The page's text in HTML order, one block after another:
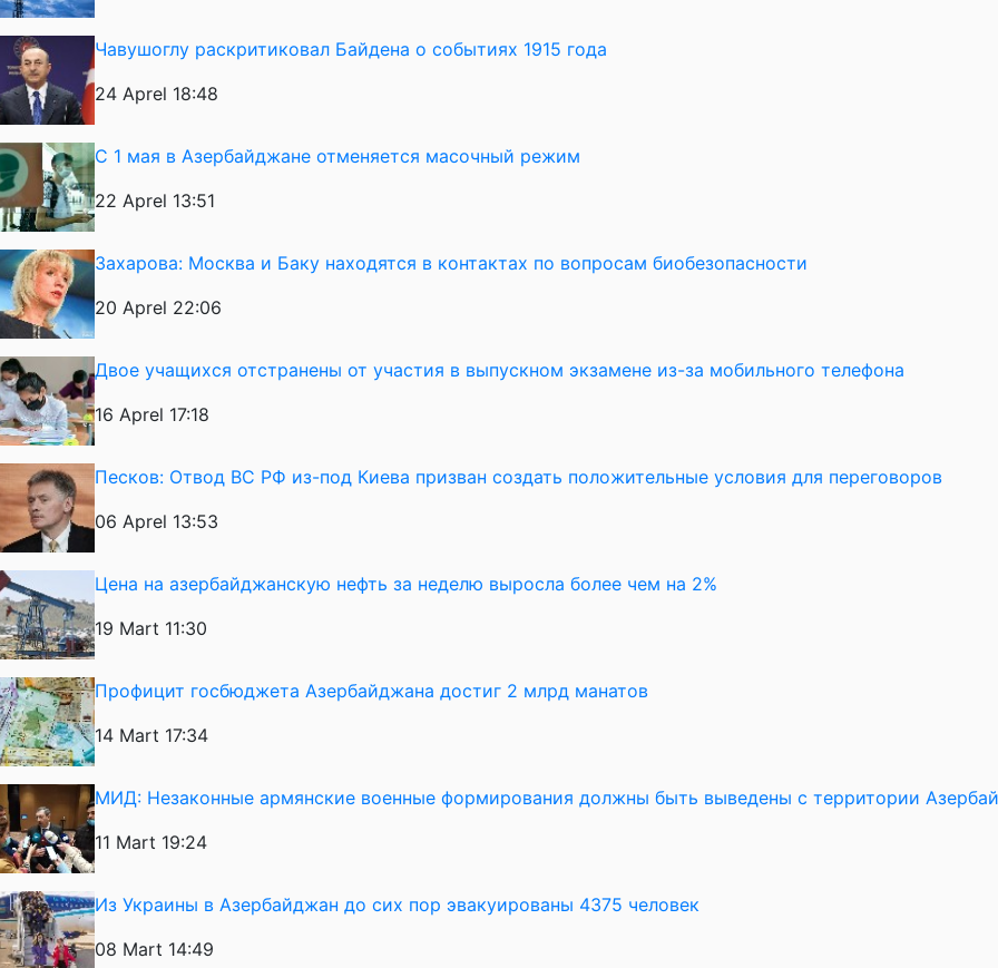
Чавушоглу раскритиковал Байдена о событиях 1915 года
24 Aprel 18:48
С 1 мая в Азербайджане отменяется масочный режим
22 Aprel 13:51
Захарова: Москва и Баку находятся в контактах по вопросам биобезопасности
20 Aprel 22:06
Двое учащихся отстранены от участия в выпускном экзамене из-за мобильного телефона
16 Aprel 17:18
Песков: Отвод ВС РФ из-под Киева призван создать положительные условия для переговоров
06 Aprel 13:53
Цена на азербайджанскую нефть за неделю выросла более чем на 2%
19 Mart 11:30
Профицит госбюджета Азербайджана достиг 2 млрд манатов
14 Mart 17:34
МИД: Незаконные армянские военные формирования должны быть выведены с территории
11 Mart 19:24
Из Украины в Азербайджан до сих пор эвакуированы 4375 человек
08 Mart 14:49